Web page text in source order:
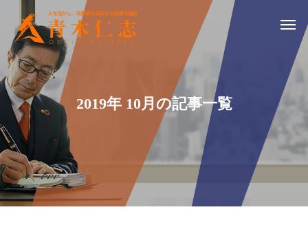
2019年 10月の記事一覧